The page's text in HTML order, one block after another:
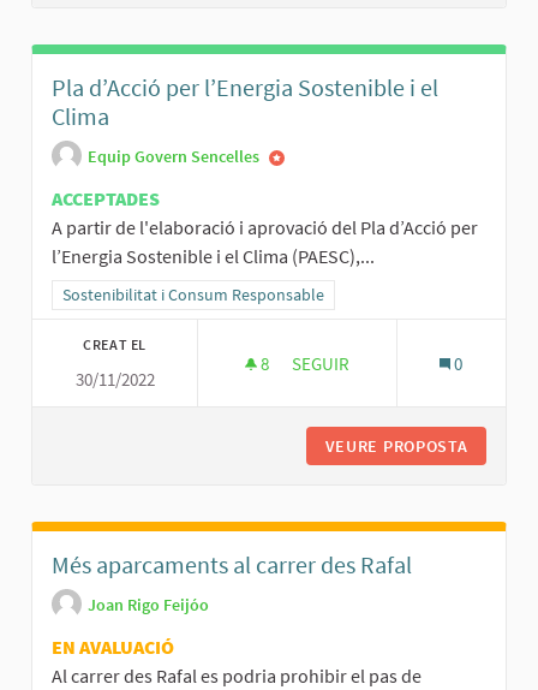
Pla d’Acció per l’Energia Sostenible i el
Clima
Equip Govern Sencelles
ACCEPTADES
A partir de l'elaboració i aprovació del Pla d’Acció per
l’Energia Sostenible i el Clima (PAESC),...
Resultats al filtrar per la categoria: Sostenibilitat i Consum
Sostenibilitat i Consum Responsable
CREAT EL
30/11/2022
8 8 SEGUIDORES
SEGUIR 0
VEURE PROPOSTA
Més aparcaments al carrer des Rafal
Joan Rigo Feijóo
EN AVALUACIÓ
Al carrer des Rafal es podria prohibir el pas de